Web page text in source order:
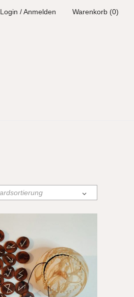
Login / Anmelden Warenkorb (0)